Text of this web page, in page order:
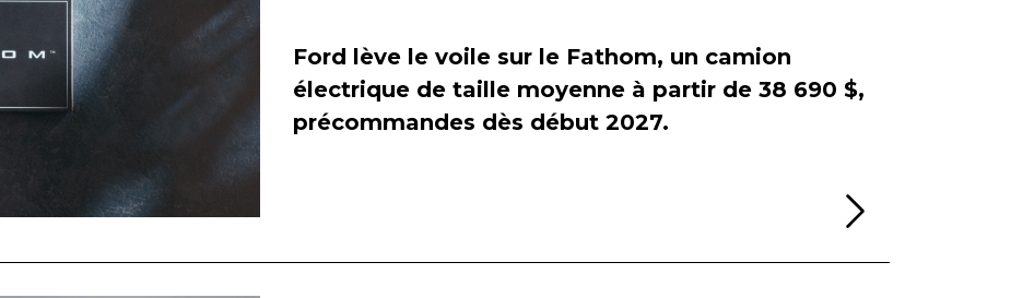
Ford lève le voile sur le Fathom, un camion
électrique de taille moyenne à partir de 38 690 $,
précommandes dès début 2027.